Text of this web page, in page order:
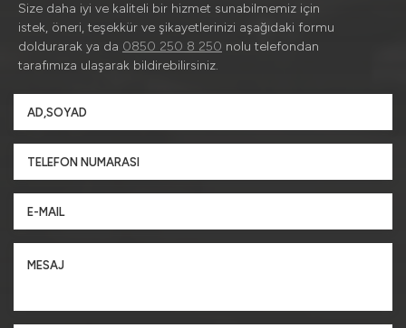
Size daha iyi ve kaliteli bir hizmet sunabilmemiz için
istek, öneri, teşekkür ve şikayetlerinizi aşağıdaki formu
doldurarak ya da 0850 250 8 250 nolu telefondan
tarafımıza ulaşarak bildirebilirsiniz.